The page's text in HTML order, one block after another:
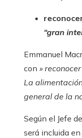
“gran
Emmanuel
con » reconocer
La
general de la
Según el Jefe
será incluida